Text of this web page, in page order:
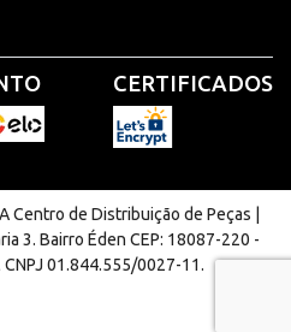
CERTIFICADOS
Centro de Distribuição de Peças |
3. Bairro Éden CEP: 18087-220 -
CNPJ 01.844.555/0027-11.